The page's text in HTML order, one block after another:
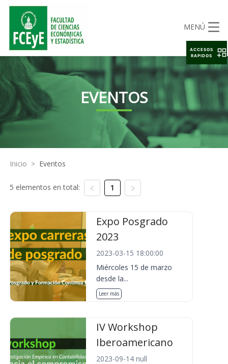
MENÚ
EVENTOS
Inicio > Eventos
5 elementos en total: 1
Expo Posgrado
2023
2023-03-15 18:00:00
Miércoles 15 de marzo
desde la...
Leer más
IV Workshop
Iberoamericano
2023-09-14 null
ACCESOS
RAPIDOS